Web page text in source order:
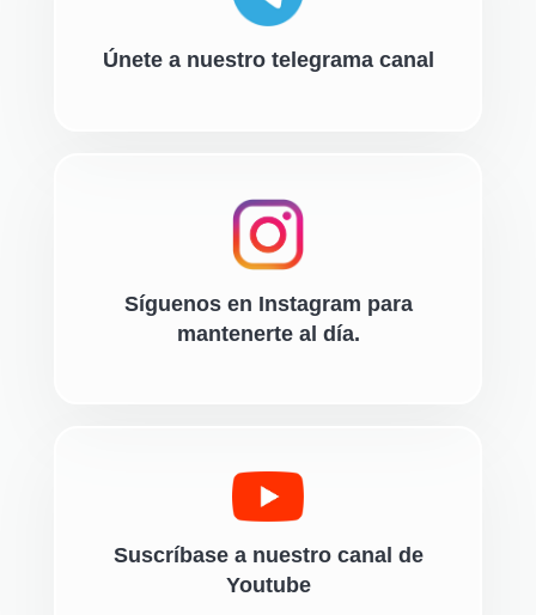
Únete a nuestro telegrama canal
Síguenos en Instagram para
mantenerte al día.
Suscríbase a nuestro canal de
Youtube